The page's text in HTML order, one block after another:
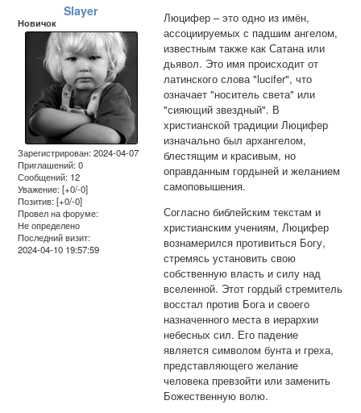
Slayer
Новичок
Зарегистрирован: 2024-04-07
Приглашений:0
Сообщений: 12
Уважение: [+0/-0]
Позитив: [+0/-0]
Провел на форуме:
Не определено
Последний визит:
2024-04-10 19:57:59
Люцифер – это одно из имён,
ассоциируемых с падшим ангелом,
известным также как Сатана или
дьявол. Это имя происходит от
латинского слова "lucifer", что
означает "носитель света" или
"сияющий звездный". В
христианской традиции Люцифер
изначально был архангелом,
блестящим и красивым, но
оправданным гордыней и желанием
самоповышения.
Согласно библейским текстам и
христианским учениям, Люцифер
вознамерился противиться Богу,
стремясь установить свою
собственную власть и силу над
вселенной. Этот гордый стремитель
восстал против Бога и своего
назначенного места в иерархии
небесных сил. Его падение
является символом бунта и греха,
представляющего желание
человека превзойти или заменить
Божественную волю.